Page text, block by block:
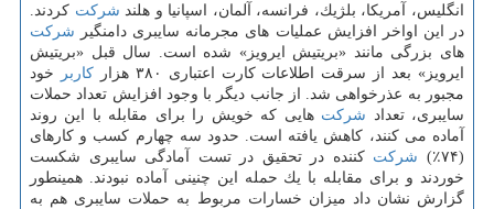
انگلیس، آمریكا، بلژیك، فرانسه، آلمان، اسپانیا و هلند شركت كردند.
در این اواخر افزایش عملیات های مجرمانه سایبری دامنگیر شركت
های بزرگی مانند «بریتیش ایرویز» شده است. سال قبل «بریتیش
ایرویز» بعد از سرقت اطلاعات كارت اعتباری ۳۸۰ هزار
كاربر
خود
مجبور به عذرخواهی شد. از جانب دیگر با وجود افزایش تعداد حملات
سایبری، تعداد شركت هایی كه خویش را برای مقابله با این روند
آماده می كنند، كاهش یافته است. حدود سه چهارم كسب و كارهای
(۷۴٪)
شركت كننده در تحقیق در تست آمادگی سایبری شكست
خوردند و برای مقابله با یك حمله این چنینی آماده نبودند. همینطور
گزارش نشان داد میزان خسارات مربوط به حملات سایبری هم به